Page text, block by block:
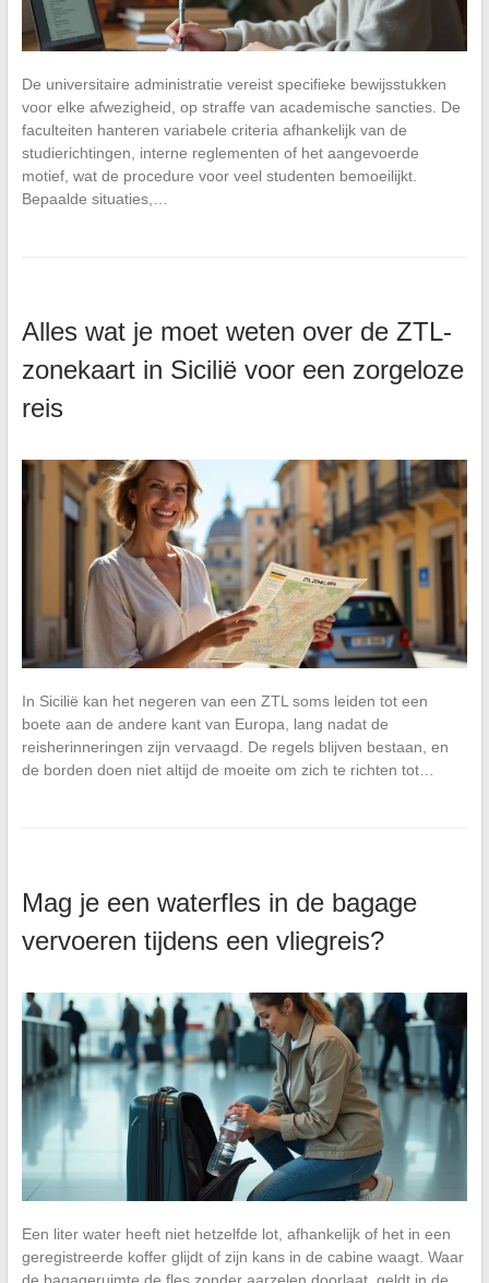
De universitaire administratie vereist specifieke bewijsstukken
voor elke afwezigheid, op straffe van academische sancties. De
faculteiten hanteren variabele criteria afhankelijk van de
studierichtingen, interne reglementen of het aangevoerde
motief, wat de procedure voor veel studenten bemoeilijkt.
Bepaalde situaties,…
Alles wat je moet weten over de ZTL-
zonekaart in Sicilië voor een zorgeloze
reis
In Sicilië kan het negeren van een ZTL soms leiden tot een
boete aan de andere kant van Europa, lang nadat de
reisherinneringen zijn vervaagd. De regels blijven bestaan, en
de borden doen niet altijd de moeite om zich te richten tot…
Mag je een waterfles in de bagage
vervoeren tijdens een vliegreis?
Een liter water heeft niet hetzelfde lot, afhankelijk of het in een
geregistreerde koffer glijdt of zijn kans in de cabine waagt. Waar